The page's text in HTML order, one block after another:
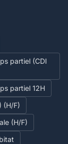
partiel (CDI
partiel 12H
(H/F)
(H/F)